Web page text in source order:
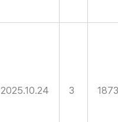
2025.10.24 3